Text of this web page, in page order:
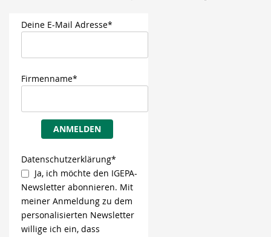
Deine E-Mail Adresse*
Firmenname*
ANMELDEN
Datenschutzerklärung*
Ja, ich möchte den IGEPA-
Newsletter abonnieren. Mit
meiner Anmeldung zu dem
personalisierten Newsletter
willige ich ein, dass